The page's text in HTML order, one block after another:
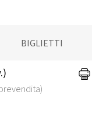
BIGLIETTI